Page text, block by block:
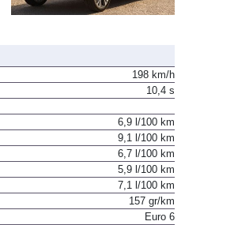
198 km/h
10,4 s
6,9 l/100 km
9,1 l/100 km
6,7 l/100 km
5,9 l/100 km
7,1 l/100 km
157 gr/km
Euro 6